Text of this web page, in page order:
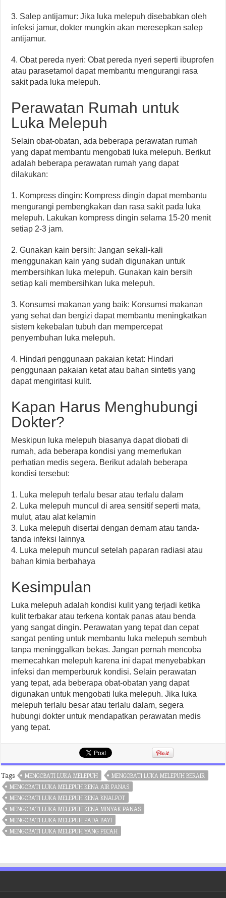
3. Salep antijamur: Jika luka melepuh disebabkan oleh
infeksi jamur, dokter mungkin akan meresepkan salep
antijamur.
4. Obat pereda nyeri: Obat pereda nyeri seperti ibuprofen
atau parasetamol dapat membantu mengurangi rasa
sakit pada luka melepuh.
Perawatan Rumah untuk
Luka Melepuh
Selain obat-obatan, ada beberapa perawatan rumah
yang dapat membantu mengobati luka melepuh. Berikut
adalah beberapa perawatan rumah yang dapat
dilakukan:
1. Kompress dingin: Kompress dingin dapat membantu
mengurangi pembengkakan dan rasa sakit pada luka
melepuh. Lakukan kompress dingin selama 15-20 menit
setiap 2-3 jam.
2. Gunakan kain bersih: Jangan sekali-kali
menggunakan kain yang sudah digunakan untuk
membersihkan luka melepuh. Gunakan kain bersih
setiap kali membersihkan luka melepuh.
3. Konsumsi makanan yang baik: Konsumsi makanan
yang sehat dan bergizi dapat membantu meningkatkan
sistem kekebalan tubuh dan mempercepat
penyembuhan luka melepuh.
4. Hindari penggunaan pakaian ketat: Hindari
penggunaan pakaian ketat atau bahan sintetis yang
dapat mengiritasi kulit.
Kapan Harus Menghubungi
Dokter?
Meskipun luka melepuh biasanya dapat diobati di
rumah, ada beberapa kondisi yang memerlukan
perhatian medis segera. Berikut adalah beberapa
kondisi tersebut:
1. Luka melepuh terlalu besar atau terlalu dalam
2. Luka melepuh muncul di area sensitif seperti mata,
mulut, atau alat kelamin
3. Luka melepuh disertai dengan demam atau tanda-
tanda infeksi lainnya
4. Luka melepuh muncul setelah paparan radiasi atau
bahan kimia berbahaya
Kesimpulan
Luka melepuh adalah kondisi kulit yang terjadi ketika
kulit terbakar atau terkena kontak panas atau benda
yang sangat dingin. Perawatan yang tepat dan cepat
sangat penting untuk membantu luka melepuh sembuh
tanpa meninggalkan bekas. Jangan pernah mencoba
memecahkan melepuh karena ini dapat menyebabkan
infeksi dan memperburuk kondisi. Selain perawatan
yang tepat, ada beberapa obat-obatan yang dapat
digunakan untuk mengobati luka melepuh. Jika luka
melepuh terlalu besar atau terlalu dalam, segera
hubungi dokter untuk mendapatkan perawatan medis
yang tepat.
Tags MENGOBATI LUKA MELEPUH
MENGOBATI LUKA MELEPUH BERAIR
MENGOBATI LUKA MELEPUH KENA AIR PANAS
MENGOBATI LUKA MELEPUH KENA KNALPOT
MENGOBATI LUKA MELEPUH KENA MINYAK PANAS
MENGOBATI LUKA MELEPUH PADA BAYI
MENGOBATI LUKA MELEPUH YANG PECAH